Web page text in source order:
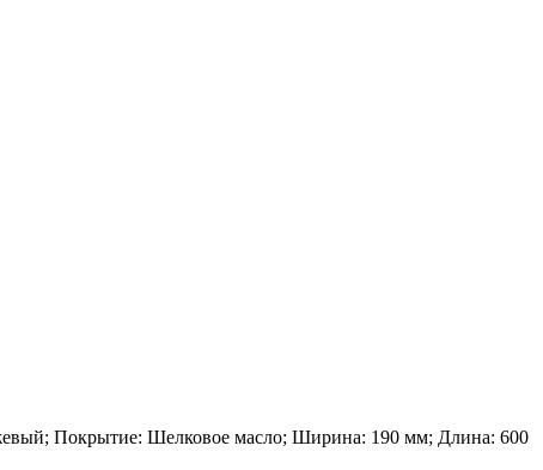
Покрытие: Шелковое масло; Ширина: 190 мм; Длина: 600